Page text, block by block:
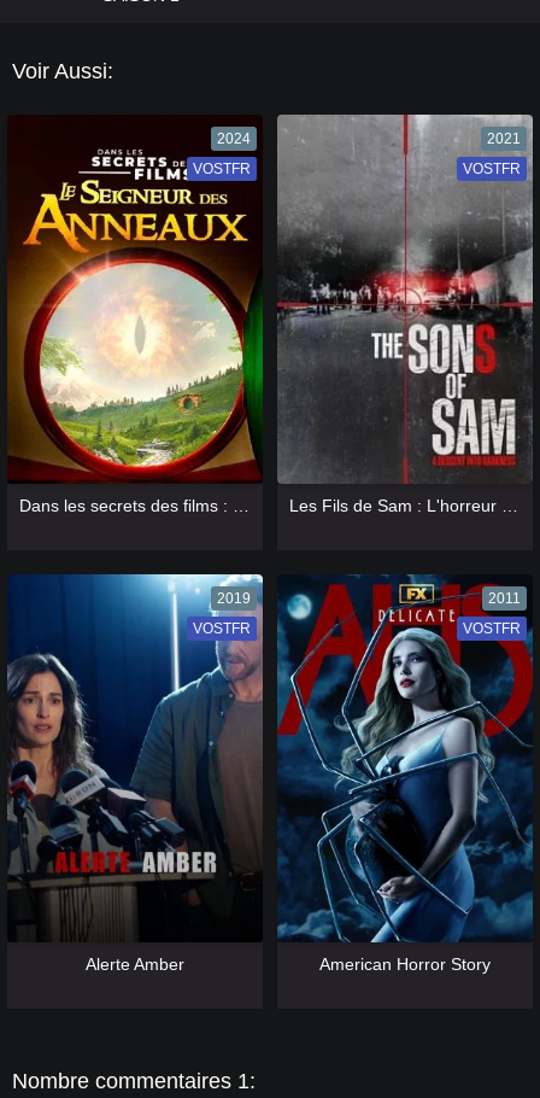
Voir Aussi:
2024
VF
VOSTFR
2021
VF
VOSTFR
2019
VF
VOSTFR
Alerte Amber
2011
VF
VOSTFR
American Horror Story
Nombre commentaires 1: